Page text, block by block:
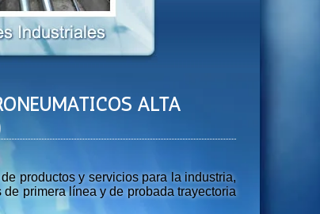
ALTA
productos y servicios para la industria,
primera línea y de probada trayectoria